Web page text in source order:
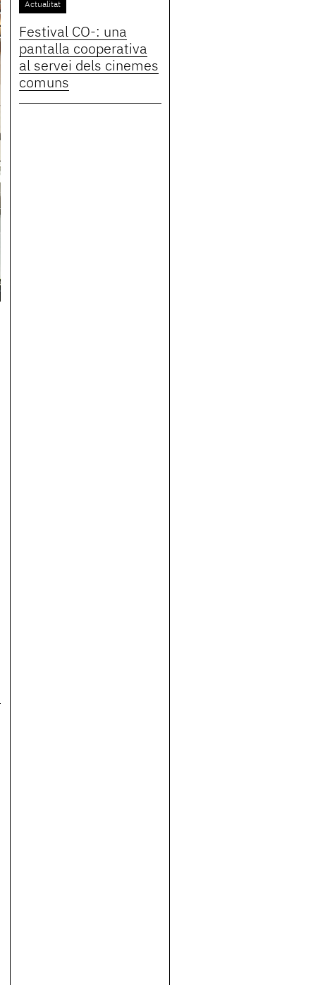
Actualitat
Festival CO-: una
pantalla cooperativa
al servei dels cinemes
comuns